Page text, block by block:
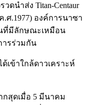
ดนำส่ง Titan-Centaur
.ศ.1977) องค์การนาซา
นที่มีลักษณะเหมือน
ารร่วมกัน
เข้าใกล้ดาวเคราะห์
กสุดเมื่อ 5 มีนาคม